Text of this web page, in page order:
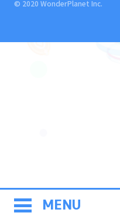
MENU
© 2020 WonderPlanet Inc.